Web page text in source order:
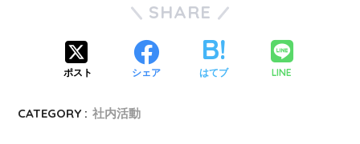
SHARE
ポスト シェア はてブ LINE
CATEGORY : 社内活動